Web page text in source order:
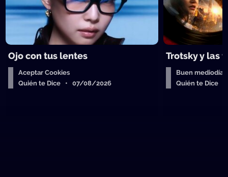
Ojo con tus lentes
Aceptar Cookies
Quién te Dice • 07/08/2026
Trotsky y las
Buen mediodía
Quién te Dice